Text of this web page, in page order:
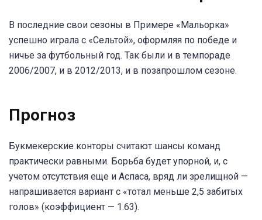
В последние свои сезоны в Примере «Мальорка»
успешно играла с «Сельтой», оформляя по победе и
ничье за футбольный год. Так были и в темпораде
2006/2007, и в 2012/2013, и в позапрошлом сезоне.
Прогноз
Букмекерские конторы считают шансы команд
практически равными. Борьба будет упорной, и, с
учетом отсутствия еще и Аспаса, вряд ли зрелищной —
напрашивается вариант с «тотал меньше 2,5 забитых
голов» (коэффициент — 1.63).